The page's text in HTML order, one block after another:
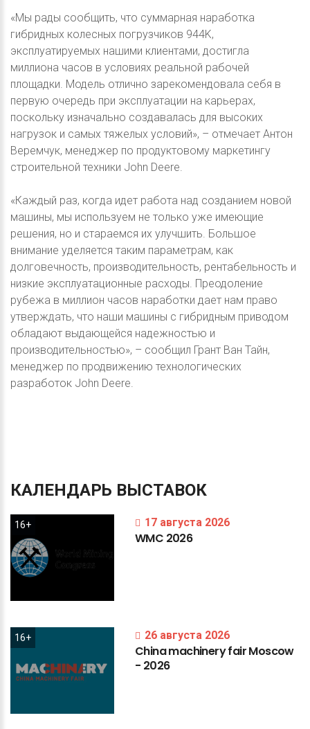
«Мы рады сообщить, что суммарная наработка
гибридных колесных погрузчиков 944K,
эксплуатируемых нашими клиентами, достигла
миллиона часов в условиях реальной рабочей
площадки. Модель отлично зарекомендовала себя в
первую очередь при эксплуатации на карьерах,
поскольку изначально создавалась для высоких
нагрузок и самых тяжелых условий», – отмечает Антон
Веремчук, менеджер по продуктовому маркетингу
строительной техники John Deere.
«Каждый раз, когда идет работа над созданием новой
машины, мы используем не только уже имеющие
решения, но и стараемся их улучшить. Большое
внимание уделяется таким параметрам, как
долговечность, производительность, рентабельность и
низкие эксплуатационные расходы. Преодоление
рубежа в миллион часов наработки дает нам право
утверждать, что наши машины с гибридным приводом
обладают выдающейся надежностью и
производительностью», – сообщил Грант Ван Тайн,
менеджер по продвижению технологических
разработок John Deere.
КАЛЕНДАРЬ ВЫСТАВОК
16+ 17 августа 2026
WMC 2026
16+ 26 августа 2026
ChinamachineryfairMoscow
- 2026